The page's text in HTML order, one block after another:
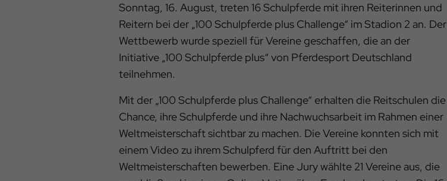
Sonntag, 16. August, treten 16 Schulpferde mit ihren Reiterinnen und
Reitern bei der „100 Schulpferde plus Challenge“ im Stadion 2 an. Der
Wettbewerb wurde speziell für Vereine geschaffen, die an der
Initiative „100 Schulpferde plus“ von Pferdesport Deutschland
teilnehmen.
Mit der „100 Schulpferde plus Challenge“ erhalten die Reitschulen die
Chance, ihre Schulpferde und ihre Nachwuchsarbeit im Rahmen einer
Weltmeisterschaft sichtbar zu machen. Die Vereine konnten sich mit
einem Video zu ihrem Schulpferd für den Auftritt bei den
Weltmeisterschaften bewerben. Eine Jury wählte 21 Vereine aus, die